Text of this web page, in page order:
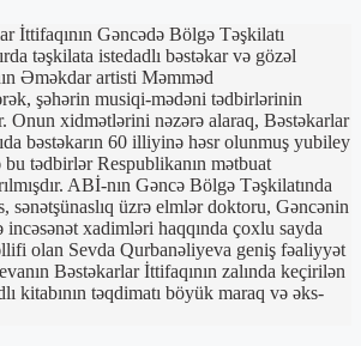
İttifaqının Gəncədə Bölgə Təşkilatı
təşkilata istedadlı bəstəkar və gözəl
Əməkdar artisti Məmməd
şəhərin musiqi-mədəni tədbirlərinin
Onun xidmətlərini nəzərə alaraq, Bəstəkarlar
bəstəkarın 60 illiyinə həsr olunmuş yubiley
tədbirlər Respublikanın mətbuat
ABİ-nın Gəncə Bölgə Təşkilatında
sənətşünaslıq üzrə elmlər doktoru, Gəncənin
xadimləri haqqında çoxlu sayda
olan Sevda Qurbanəliyeva geniş fəaliyyət
Bəstəkarlar İttifaqının zalında keçirilən
kitabının təqdimatı böyük maraq və əks-